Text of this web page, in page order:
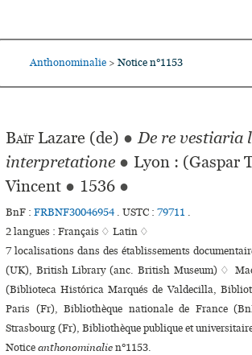
Anthonominalie > Notice n°1153
BaïfLazare (de) ● De re vestiaria
interpretatione ● Lyon : (Gaspar
Vincent ● 1536 ●
BnF : FRBNF30046954 . USTC : 79711 .
2 langues : Français ♢ Latin ♢
7 localisations dans des établissements
(UK), British Library (anc. British Museum) ♢
(Biblioteca Histórica Marqués de Valdecilla,
Paris (Fr), Bibliothèque nationale de France
Strasbourg (Fr), Bibliothèque publi­que et
Noticeanthonominalien°1153.